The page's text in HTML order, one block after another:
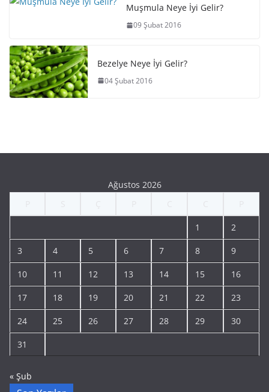
Muşmula Neye İyi Gelir?
09 Şubat 2016
Bezelye Neye İyi Gelir?
04 Şubat 2016
Ağustos 2026
1 2
3 4 5 6 7 8 9
10 11 12 13 14 15 16
17 18 19 20 21 22 23
24 25 26 27 28 29 30
31
« Şub